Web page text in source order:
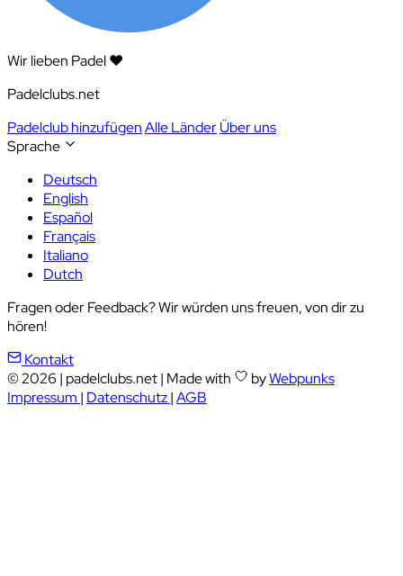
Wir lieben Padel ❤️
Padelclubs.net
Padelclub hinzufügenAlle LänderÜber uns
Sprache
Deutsch
English
Español
Français
Italiano
Dutch
Fragen oder Feedback? Wir würden uns freuen, von dir zu
hören!
Kontakt
© 2026 | padelclubs.net| Made with byWebpunks
Impressum | Datenschutz|AGB